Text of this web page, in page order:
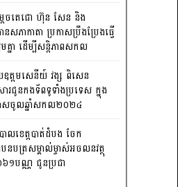
េចតេជោ ហ៊ុន សែន និង
នសភាកាតា ប្រកាសប្រឹងប្រែងធ្វើ
មគ្នា ដើម្បីសន្តិភាពសកល
ឧត្តមសេនីយ៍ វង្ស ពិសេន
ារជូនកងទ័ពទូទាំងប្រទេស ក្នុង
សចូលឆ្នាំសកល២០២៤
លខេត្តបាត់ដំបង ចែក
បនបត្រសម្គាល់ម្ចាស់អចលនវត្ថុ
១បណ្ណ ជូនប្រជា